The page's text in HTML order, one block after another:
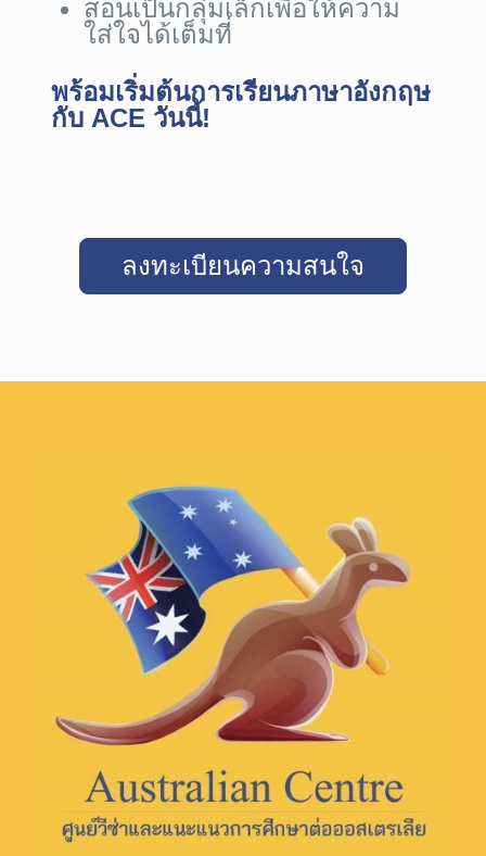
สอนเป็นกลุ่มเล็กเพื่อให้ความ
ใส่ใจได้เต็มที่
พร้อมเริ่มต้นการเรียนภาษาอังกฤษ
กับ ACE วันนี้!
ลงทะเบียนความสนใจ